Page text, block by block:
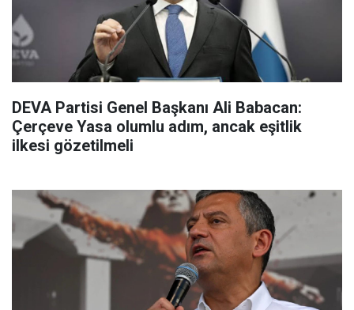
DEVA Partisi Genel Başkanı Ali Babacan:
Çerçeve Yasa olumlu adım, ancak eşitlik
ilkesi gözetilmeli